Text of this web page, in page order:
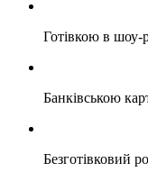
Готівкою в шоу-
Банківською
Безготівковий